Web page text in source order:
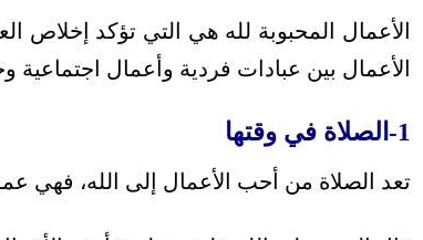
الأعمال المحبوبة لله هي التي تؤكد إخلاص
الأعمال بين عبادات فردية وأعمال اجتماعية
1-الصلاة في وقتها
تعد الصلاة من أحب الأعمال إلى الله، فهي